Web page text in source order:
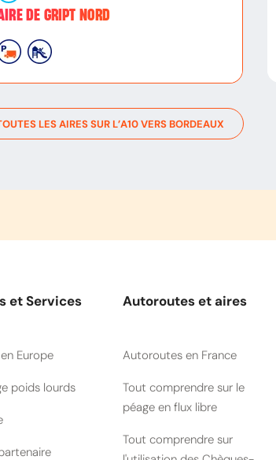
DE GRIPT NORD
LES AIRES SUR L’A10VERS BORDEAUX
et Services
Europe
poids lourds
Autoroutes et aires
Autoroutes en France
Tout comprendre sur le
péage en flux libre
Tout comprendre sur